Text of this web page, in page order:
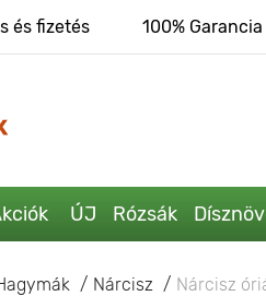
és fizetés 100% Garancia
ÚJ Rózsák
Nárcisz Nárcisz